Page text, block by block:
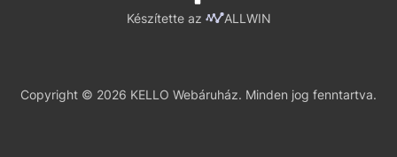
Készítette az ALLWIN
Copyright © 2026 KELLO Webáruház. Minden jog fenntartva.